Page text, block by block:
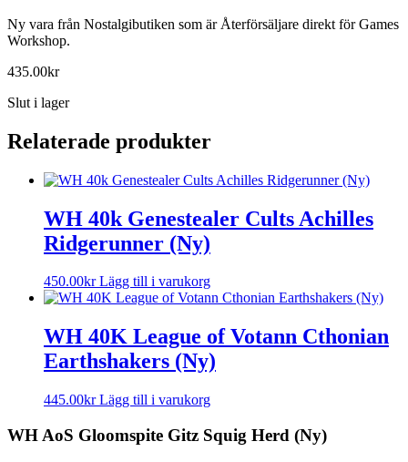
Ny vara från Nostalgibutiken som är Återförsäljare direkt för Games
Workshop.
435.00kr
Slut i lager
Relaterade produkter
WH 40k Genestealer Cults Achilles
Ridgerunner (Ny)
450.00kr Lägg till i varukorg
WH 40K League of Votann Cthonian
Earthshakers (Ny)
445.00kr Lägg till i varukorg
WH AoS Gloomspite Gitz Squig Herd (Ny)